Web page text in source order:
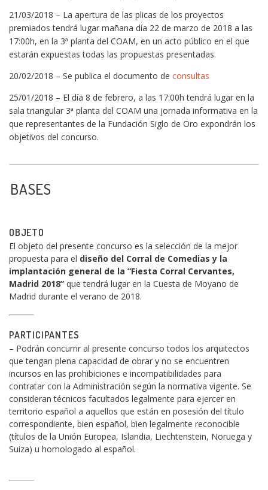
21/03/2018 – La apertura de las plicas de los proyectos
premiados tendrá lugar mañana día 22 de marzo de 2018 a las
17:00h, en la 3ª planta del COAM, en un acto público en el que
estarán expuestas todas las propuestas presentadas.
20/02/2018 – Se publica el documento de consultas
25/01/2018 – El día 8 de febrero, a las 17:00h tendrá lugar en la
sala triangular 3ª planta del COAM una jornada informativa en la
que representantes de la Fundación Siglo de Oro expondrán los
objetivos del concurso.
BASES
OBJETO
El objeto del presente concurso es la selección de la mejor
propuesta para el diseño del Corral de Comedias y la
implantación general de la “Fiesta Corral Cervantes,
Madrid 2018” que tendrá lugar en la Cuesta de Moyano de
Madrid durante el verano de 2018.
PARTICIPANTES
– Podrán concurrir al presente concurso todos los arquitectos
que tengan plena capacidad de obrar y no se encuentren
incursos en las prohibiciones e incompatibilidades para
contratar con la Administración según la normativa vigente. Se
consideran técnicos facultados legalmente para ejercer en
territorio español a aquellos que están en posesión del título
correspondiente, bien español, bien legalmente reconocible
(títulos de la Unión Europea, Islandia, Liechtenstein, Noruega y
Suiza) u homologado al español.